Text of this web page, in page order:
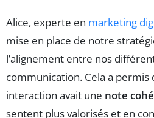
Alice, experte en marketing
mise en place de notre
l’alignement entre nos
communication. Cela a permis
interaction avait une note
sentent plus valorisés et en